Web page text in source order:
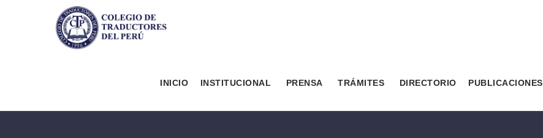
INICIO INSTITUCIONAL PRENSA TRÁMITES DIRECTORIO PUBLICACIONES